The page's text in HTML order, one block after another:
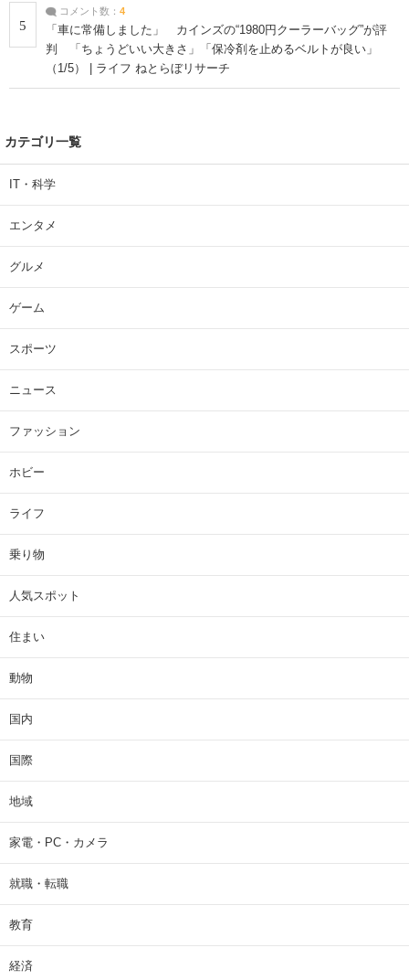
5
コメント数： 4
「車に常備しました」 カインズの“1980円クーラーバッグ”が評
判 「ちょうどいい大きさ」「保冷剤を止めるベルトが良い」
（1/5） | ライフ ねとらぼリサーチ
カテゴリ一覧
IT・科学
エンタメ
グルメ
ゲーム
スポーツ
ニュース
ファッション
ホビー
ライフ
乗り物
人気スポット
住まい
動物
国内
国際
地域
家電・PC・カメラ
就職・転職
教育
経済